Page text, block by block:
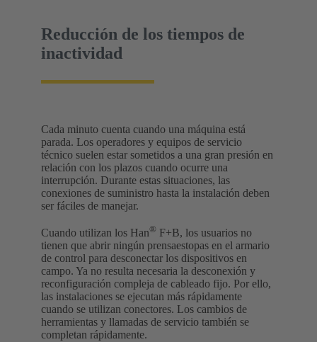
Reducción de los tiempos de
inactividad
Cada minuto cuenta cuando una máquina está
parada. Los operadores y equipos de servicio
técnico suelen estar sometidos a una gran presión en
relación con los plazos cuando ocurre una
interrupción. Durante estas situaciones, las
conexiones de suministro hasta la instalación deben
ser fáciles de manejar.
Cuando utilizan los Han® F+B, los usuarios no
tienen que abrir ningún prensaestopas en el armario
de control para desconectar los dispositivos en
campo. Ya no resulta necesaria la desconexión y
reconfiguración compleja de cableado fijo. Por ello,
las instalaciones se ejecutan más rápidamente
cuando se utilizan conectores. Los cambios de
herramientas y llamadas de servicio también se
completan rápidamente.